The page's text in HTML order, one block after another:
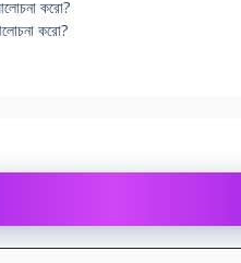
করো?
করো?